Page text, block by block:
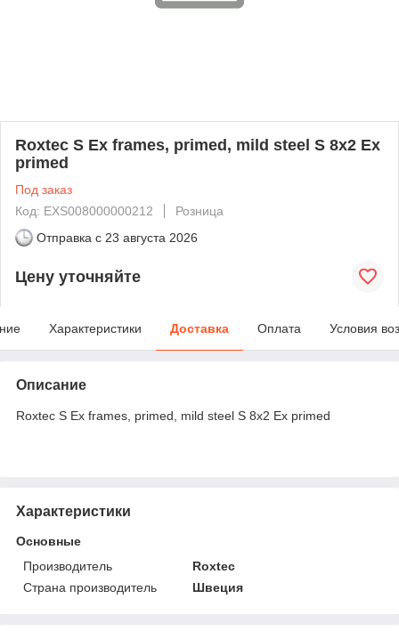
Roxtec S Ex frames, primed, mild steel S 8x2 Ex
primed
Под заказ
Код: EXS008000000212
Розница
Отправка с 23 августа 2026
Цену уточняйте
Характеристики Доставка Оплата Условия
Описание
Roxtec S Ex frames, primed, mild steel S 8x2 Ex primed
Характеристики
Основные
Производитель
Roxtec
Страна производитель
Швеция